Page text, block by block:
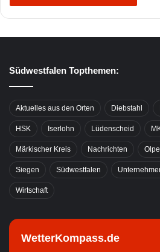
Südwestfalen Topthemen:
Aktuelles aus den Orten Diebstahl
HSK Iserlohn Lüdenscheid
Märkischer Kreis Nachrichten Olpe
Siegen Südwestfalen
Wirtschaft
WetterKompass.de